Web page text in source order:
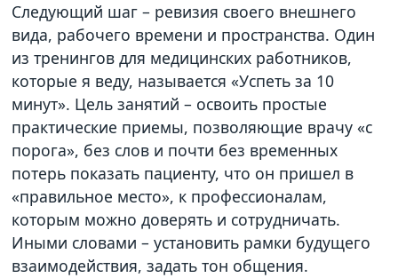
Следующий шаг – ревизия своего внешнего
вида, рабочего времени и пространства. Один
из тренингов для медицинских работников,
которые я веду, называется «Успеть за 10
минут». Цель занятий – освоить простые
практические приемы, позволяющие врачу «с
порога», без слов и почти без временных
потерь показать пациенту, что он пришел в
«правильное место», к профессионалам,
которым можно доверять и сотрудничать.
Иными словами – установить рамки будущего
взаимодействия, задать тон общения.